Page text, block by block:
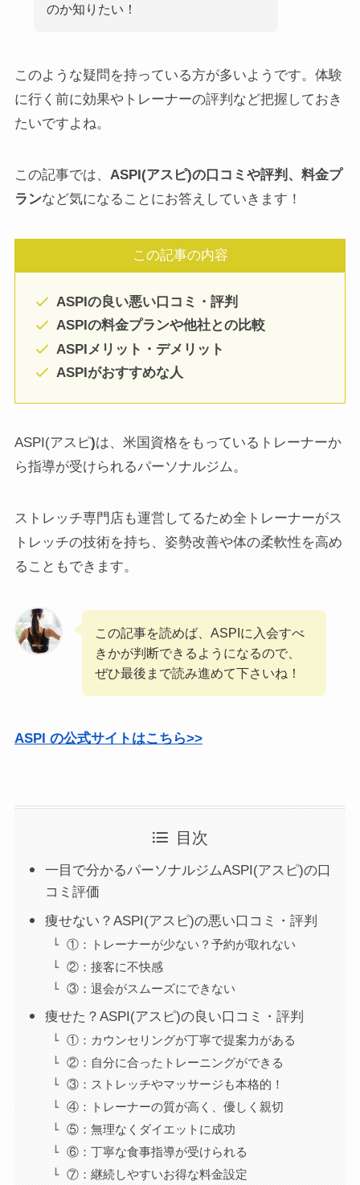
のか知りたい！
このような疑問を持っている方が多いようです。体験
に行く前に効果やトレーナーの評判など把握しておき
たいですよね。
この記事では、 ASPI(アスピ)の口コミや評判、料金プ
ランなど気になることにお答えしていきます！
この記事の内容
ASPIの良い悪い口コミ・評判
ASPIの料金プランや他社との比較
ASPIメリット・デメリット
ASPIがおすすめな人
ASPI(アスピ)は、米国資格をもっているトレーナーか
ら指導が受けられるパーソナルジム。
ストレッチ専門店も運営してるため全トレーナーがス
トレッチの技術を持ち、姿勢改善や体の柔軟性を高め
ることもできます。
この記事を読めば、ASPIに入会すべ
きかが判断できるようになるので、
ぜひ最後まで読み進めて下さいね！
ASPI の公式サイトはこちら>>
目次
一目で分かるパーソナルジムASPI(アスピ)の口
コミ評価
痩せない？ASPI(アスピ)の悪い口コミ・評判
①：トレーナーが少ない？予約が取れない
②：接客に不快感
③：退会がスムーズにできない
痩せた？ASPI(アスピ)の良い口コミ・評判
①：カウンセリングが丁寧で提案力がある
②：自分に合ったトレーニングができる
③：ストレッチやマッサージも本格的！
④：トレーナーの質が高く、優しく親切
⑤：無理なくダイエットに成功
⑥：丁寧な食事指導が受けられる
⑦：継続しやすいお得な料金設定